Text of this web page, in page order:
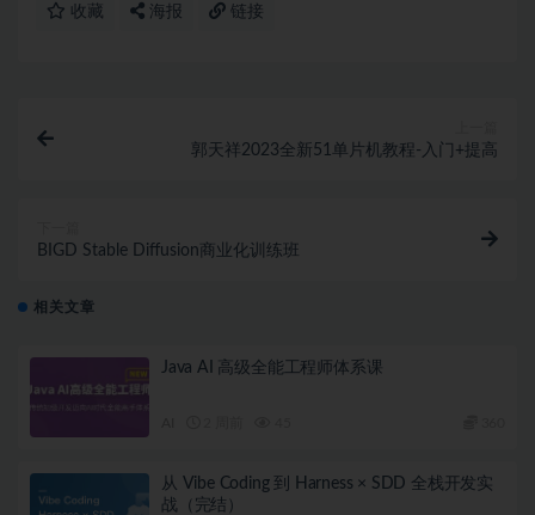
收藏 海报 链接
郭天祥2023全新51单片机教程-入门+提高
BIGD Stable Diffusion商业化训练班
相关文章
Java AI 高级全能工程师体系课
从 Vibe Coding 到 Harness × SDD 全栈开发实
战（完结）